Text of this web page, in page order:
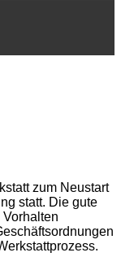
zum Neustart
statt. Die gute